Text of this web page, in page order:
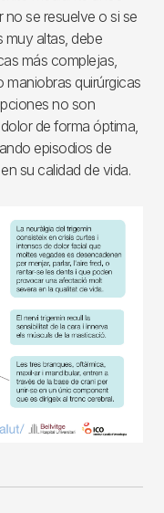
se resuelve o si se
altas, debe
más complejas,
quirúrgicas
no son
de forma óptima,
episodios de
su calidad de vida.